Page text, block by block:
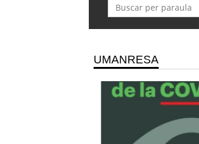
UMANRESA